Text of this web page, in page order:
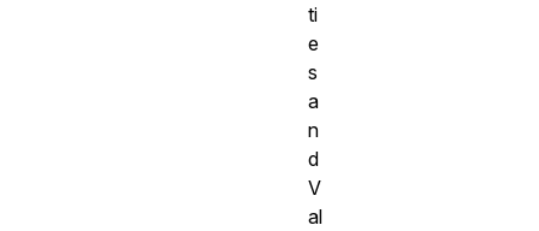
ti
e
s
a
n
d
V
al